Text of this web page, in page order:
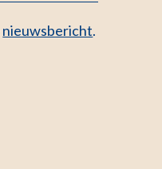
nieuwsbericht.